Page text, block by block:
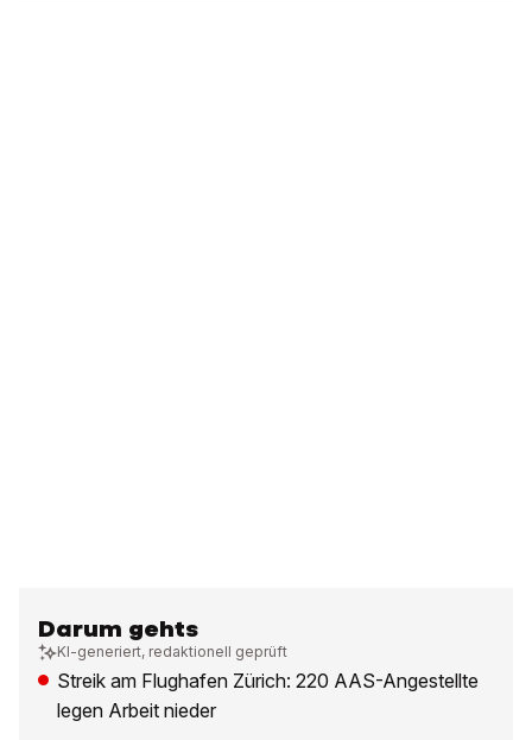
Darum gehts
KI-generiert, redaktionell geprüft
Streik am Flughafen Zürich: 220 AAS-Angestellte
legen Arbeit nieder